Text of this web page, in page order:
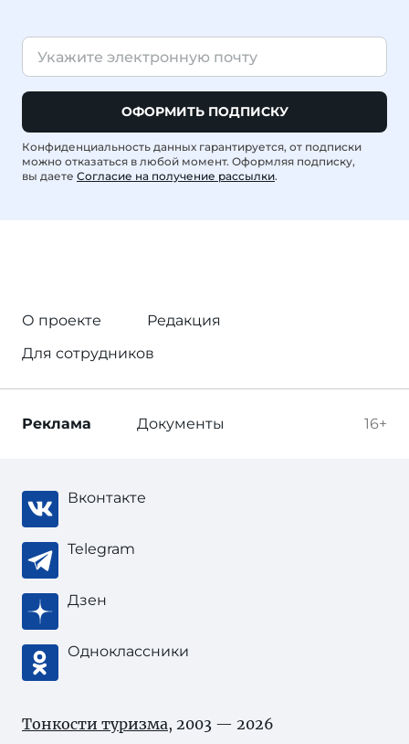
ОФОРМИТЬ ПОДПИСКУ
Конфиденциальность данных гарантируется, от подписки
можно отказаться в любой момент. Оформляя подписку,
вы даете Согласие на получение рассылки.
О проекте
Редакция
Для сотрудников
16+
Реклама Документы
Вконтакте
Telegram
Дзен
Одноклассники
Тонкости туризма, 2003 — 2026